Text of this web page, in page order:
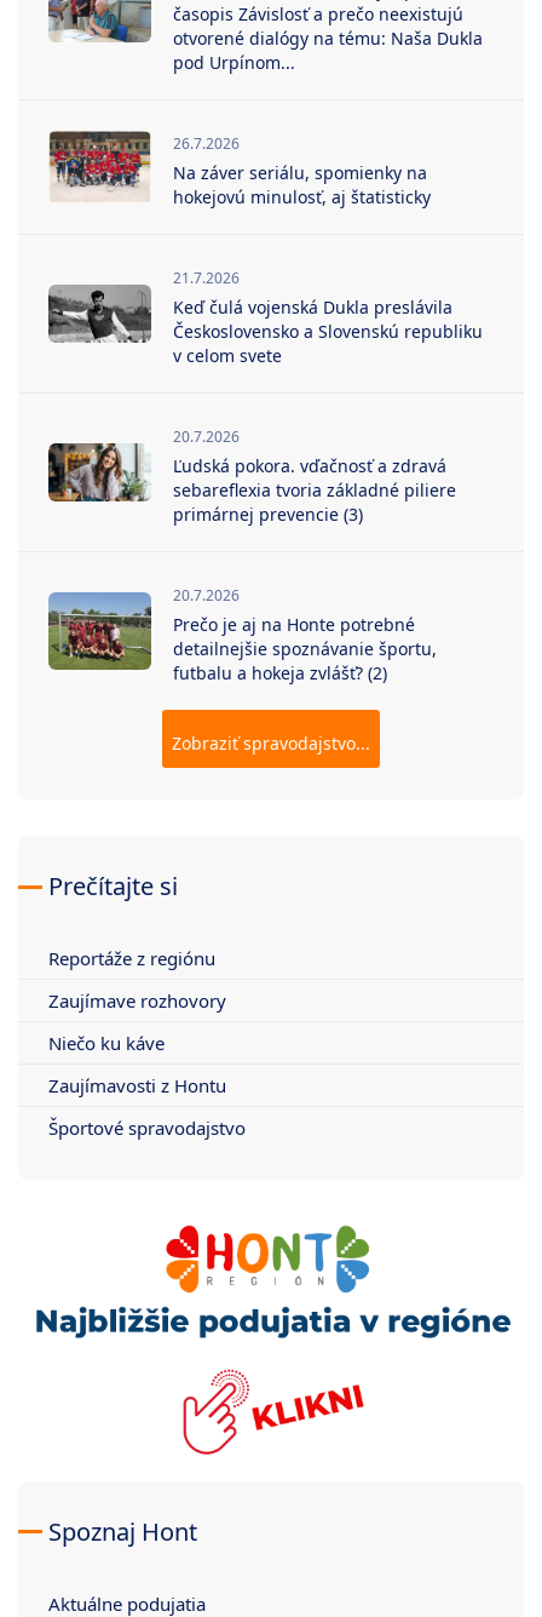
časopis Závislosť a prečo neexistujú
otvorené dialógy na tému: Naša Dukla
pod Urpínom...
26.7.2026
Na záver seriálu, spomienky na
hokejovú minulosť, aj štatisticky
21.7.2026
Keď čulá vojenská Dukla preslávila
Československo a Slovenskú republiku
v celom svete
20.7.2026
Ľudská pokora. vďačnosť a zdravá
sebareflexia tvoria základné piliere
primárnej prevencie (3)
20.7.2026
Prečo je aj na Honte potrebné
detailnejšie spoznávanie športu,
futbalu a hokeja zvlášť? (2)
Zobraziť spravodajstvo...
Prečítajte si
Reportáže z regiónu
Zaujímave rozhovory
Niečo ku káve
Zaujímavosti z Hontu
Športové spravodajstvo
Spoznaj Hont
Aktuálne podujatia